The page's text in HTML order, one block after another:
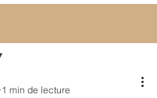
1 min de lecture